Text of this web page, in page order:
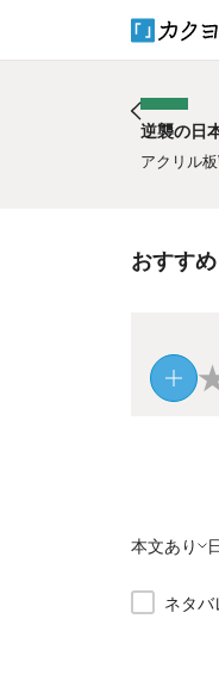
逆襲の日
アクリル
おすす
本文あり
ネタ